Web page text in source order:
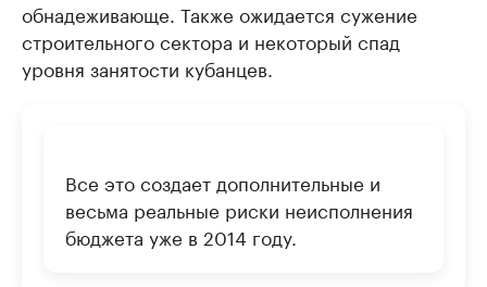
обнадеживающе. Также ожидается сужение
строительного сектора и некоторый спад
уровня занятости кубанцев.
Все это создает дополнительные и
весьма реальные риски неисполнения
бюджета уже в 2014 году.